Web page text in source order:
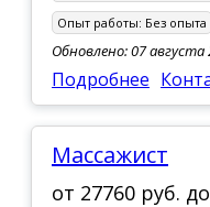
Опыт работы: Без опыта
Обновлено: 07 августа
Подробнее
массажист
от 27760 руб. до